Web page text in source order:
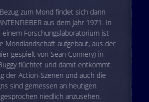
zum Mond findet sich dann
aus dem Jahr 1971. In
einem Forschungslaboratorium ist
Mondlandschaft aufgebaut, aus der
gespielt von Sean Connery) in
flüchtet und damit entkommt.
der Action-Szenen und auch die
sind gemessen an heutigen
niedlich anzusehen.